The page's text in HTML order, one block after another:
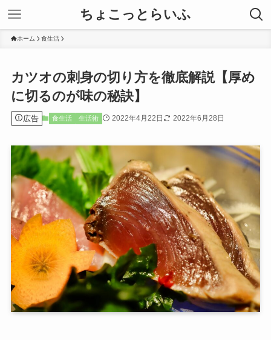
ちょこっとらいふ
ホーム 食生活
カツオの刺身の切り方を徹底解説【厚め
に切るのが味の秘訣】
広告 食生活 生活術 2022年4月22日 2022年6月28日